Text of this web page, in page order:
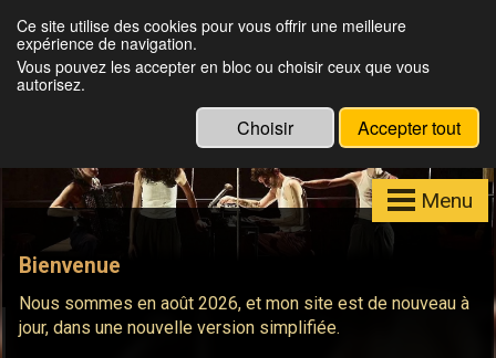
Julien Louisgrand
Eclairagiste, Régisseur lumières, Formateur
Eos
Menu
Bienvenue
Nous sommes en août 2026, et mon site est de nouveau à
jour, dans une nouvelle version simplifiée.
Ce site utilise des cookies pour vous offrir une meilleure
expérience de navigation.
Vous pouvez les accepter en bloc ou choisir ceux que vous
autorisez.
Choisir Accepter tout